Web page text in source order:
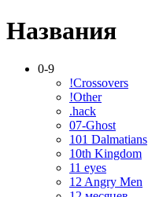
Названия
0-9
!Crossovers
!Other
.hack
07-Ghost
101 Dalmatians
10th Kingdom
11 eyes
12 Angry Men